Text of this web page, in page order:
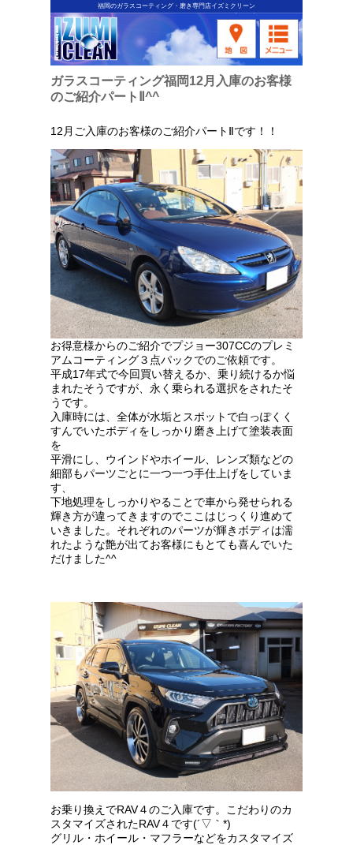
福岡のガラスコーティング・磨き専門店イズミクリーン
ガラスコーティング福岡12月入庫のお客様
のご紹介パートⅡ^^
12月ご入庫のお客様のご紹介パートⅡです！！
お得意様からのご紹介でプジョー307CCのプレミ
アムコーティング３点パックでのご依頼です。
平成17年式で今回買い替えるか、乗り続けるか悩
まれたそうですが、永く乗られる選択をされたそ
うです。
入庫時には、全体が水垢とスポットで白っぽくく
すんでいたボディをしっかり磨き上げて塗装表面
を
平滑にし、ウインドやホイール、レンズ類などの
細部もパーツごとに一つ一つ手仕上げをしていま
す、
下地処理をしっかりやることで車から発せられる
輝き方が違ってきますのでここはじっくり進めて
いきました。それぞれのパーツが輝きボディは濡
れたような艶が出てお客様にもとても喜んでいた
だけました^^
お乗り換えでRAV４のご入庫です。こだわりのカ
スタマイズされたRAV４です(´▽｀*)
グリル・ホイール・マフラーなどをカスタマイズ